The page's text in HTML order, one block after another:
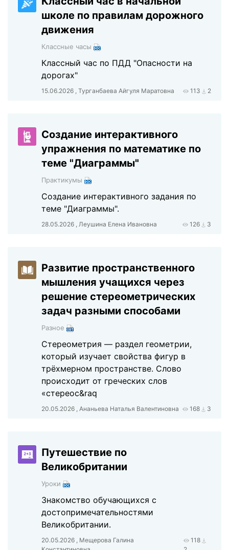
школе по правилам дорожного
движения
Классные часы
Классный час по ПДД "Опасности на
дорогах"
15.06.2026 , Турганбаева Айгуля Маратовна 113 2
Создание интерактивного
упражнения по математике по
теме "Диаграммы"
Практикумы
Создание интерактивного задания по
теме "Диаграммы".
28.05.2026 , Леушина Елена Ивановна 126 3
Развитие пространственного
мышления учащихся через
решение стереометрических
задач разными способами
Разное
Стереометрия — раздел геометрии,
который изучает свойства фигур в
трёхмерном пространстве. Слово
происходит от греческих слов
«стереос&raq
20.05.2026 , Ананьева Наталья Валентиновна 168 3
Путешествие по
Великобритании
Уроки
Знакомство обучающихся с
достопримечательностями
Великобритании.
20.05.2026 , Мещерова Галина
118